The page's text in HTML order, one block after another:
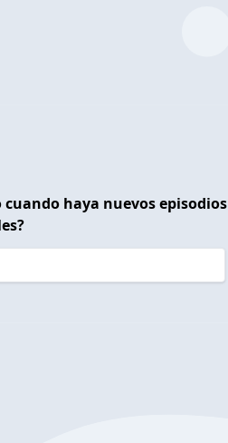
haya nuevos episodios